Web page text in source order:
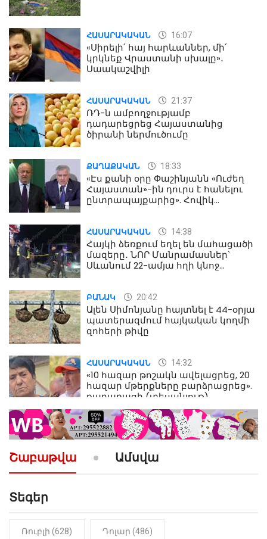
ՀԱՍԱՐԱԿԱԿԱՆ 16:07
«Սիրելի՛ հայ հարևաններ, մի՛
կրկնեք Վրաստանի սխալը»․
Սաակաշվիլի
ՀԱՍԱՐԱԿԱԿԱՆ 21:37
ՌԴ-ն ամբողջությամբ
դադարեցրեց Հայաստանից
ծիրանի ներմուծումը
ՔԱՂԱՔԱԿԱՆ 18:33
«Էս քանի օրը Փաշինյանն «Ուժեղ
Հայաստան»-ին դուրս է հանելու
ընտրապայքարից». Հովիկ
ՀԱՍԱՐԱԿԱԿԱՆ 14:38
Հայկի ձեռքում եղել են մահացածի
մազերը․ ՆՈՐ Մանրամասներ՝
Սևանում 22-ամյա հղի կնոջ
ԲԱՆԱԿ 20:42
Ալեն Սիմոնյանը հայտնել է 44-օրյա
պատերազմում հայկական կողմի
զոհերի թիվը
ՀԱՍԱՐԱԿԱԿԱՆ 14:32
«10 հազար թոշակն ավելացրեց, 20
հազար մթերքները բարձրացրեց».
քաղաքացի (տեսանյութ)
ՔԱՂԱՔԱԿԱՆ 10:52
«Լեզվիդ տալու փոխարեն
արտաբերիր այս երկու
նախադասությունը»․ Իշխան
Նիկոլ Փաշինյան
Շաբաթվա Ամսվա
Տեգեր
Ռուբլի (628) Դոլար (486)